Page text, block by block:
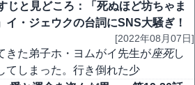
じと見どころ：「死ぬほど坊ちゃま
イ・ジェウクの台詞にSNS大騒ぎ！
[2022年08月07日]
きた弟子ホ・ヨムがイ先生が座死し
てしまった。行き倒れた少